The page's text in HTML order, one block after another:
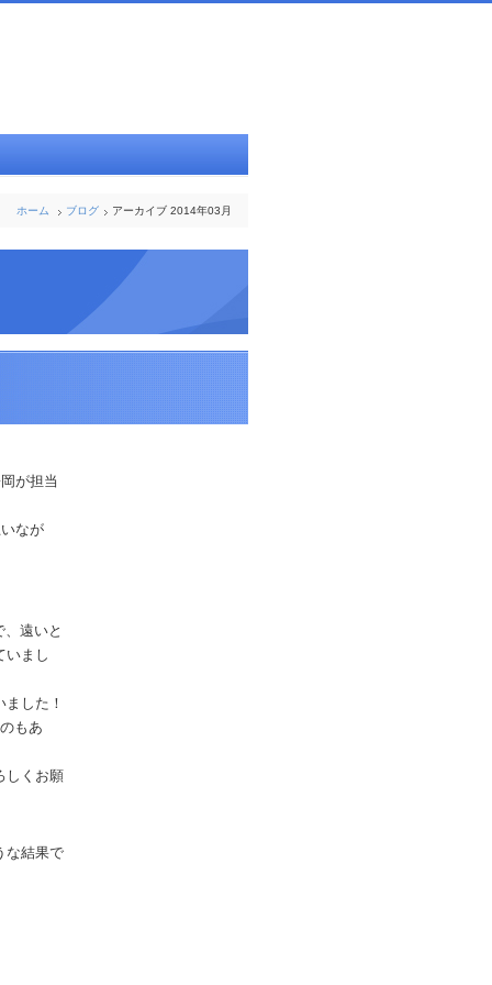
ホーム ブログ アーカイブ 2014年03月
が担当
なが
遠いと
いまし
した！
もあ
しくお願
な結果で